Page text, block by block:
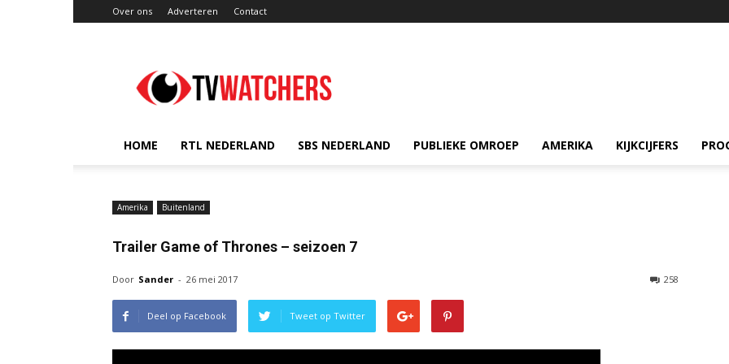
Over ons Adverteren Contact
HOME RTL NEDERLAND SBS NEDERLAND PUBLIEKE OMROEP AMERIKA KIJKCIJFERS
Amerika Buitenland
Trailer Game of Thrones – seizoen 7
Door Sander - 26 mei 2017 258
Deel op Facebook Tweet op Twitter